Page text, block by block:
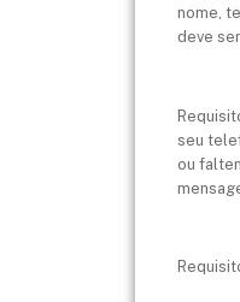
nome,
deve
seu
ou